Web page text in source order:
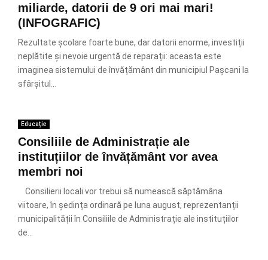
miliarde, datorii de 9 ori mai mari!
(INFOGRAFIC)
Rezultate școlare foarte bune, dar datorii enorme, investiții
neplătite și nevoie urgentă de reparații: aceasta este
imaginea sistemului de învățământ din municipiul Pașcani la
sfârșitul...
Educație
Consiliile de Administrație ale
instituțiilor de învățământ vor avea
membri noi
Consilierii locali vor trebui să numească săptămâna
viitoare, în ședința ordinară pe luna august, reprezentanții
municipalității în Consiliile de Administrație ale instituțiilor
de...